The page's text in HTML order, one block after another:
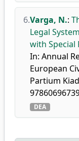
6.Varga, N.:
Legal
with Special
In: Annual
European
Partium
DEA